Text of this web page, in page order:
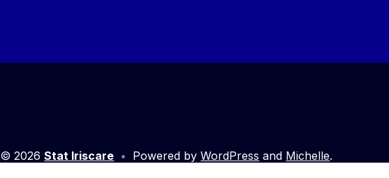
© 2026Stat Iriscare • Powered byWordPress and Michelle.